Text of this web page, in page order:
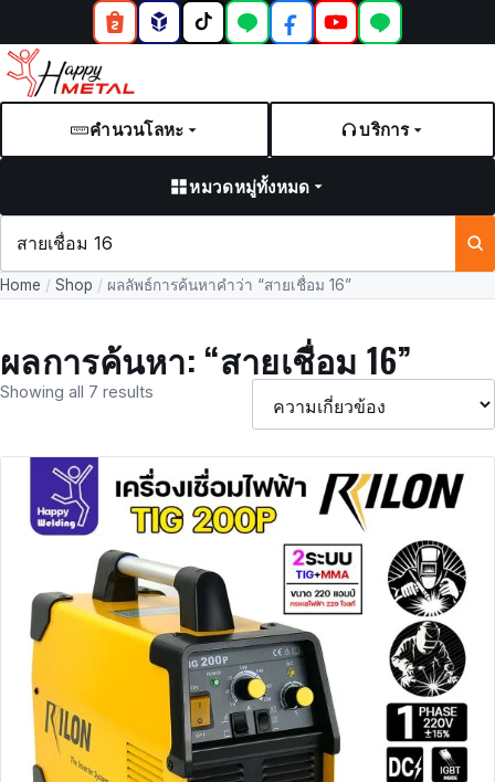
คำนวนโลหะ บริการ
หมวดหมู่ทั้งหมด
และ
Home / Shop / ผลลัพธ์การค้นหาคำว่า “สายเชื่อม 16”
ผลการค้นหา: “สายเชื่อม 16”
Showing all 7 results